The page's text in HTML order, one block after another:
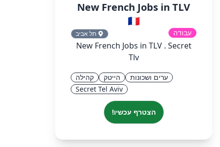
New French Jobs in TLV
🇫🇷
עבודה תל אביב
New French Jobs in TLV . Secret
Tlv
ערים ושכונות הייטק
קהילה
Secret Tel Aviv
הצטרף עכשיו!